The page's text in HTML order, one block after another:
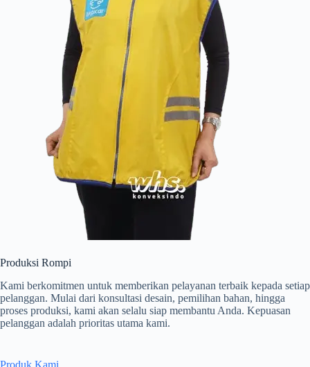
Produksi Rompi
Kami berkomitmen untuk memberikan pelayanan terbaik kepada setiap
pelanggan. Mulai dari konsultasi desain, pemilihan bahan, hingga
proses produksi, kami akan selalu siap membantu Anda. Kepuasan
pelanggan adalah prioritas utama kami.
Produk Kami